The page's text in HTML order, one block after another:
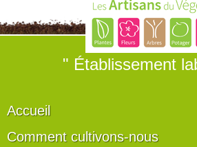
" Établissement
Accueil
Comment cultivons-nous